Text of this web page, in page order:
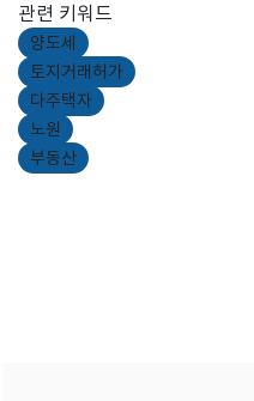
관련 키워드
양도세
토지거래허가
다주택자
노원
부동산